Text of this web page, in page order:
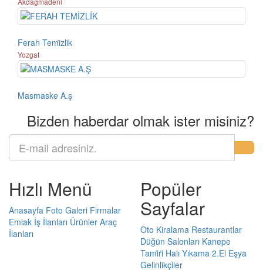
Ferah Temi̇zli̇k
Yozgat
Masmaske A.ş
Bizden haberdar olmak ister misiniz?
Hızlı Menü
Anasayfa Foto Galeri Firmalar
Emlak İş İlanları Ürünler Araç
İlanları
Popüler
Sayfalar
Oto Kiralama Restaurantlar
Düğün Salonları Kanepe
Tami̇ri̇ Halı Yıkama 2.El Eşya
Gelinlikçiler